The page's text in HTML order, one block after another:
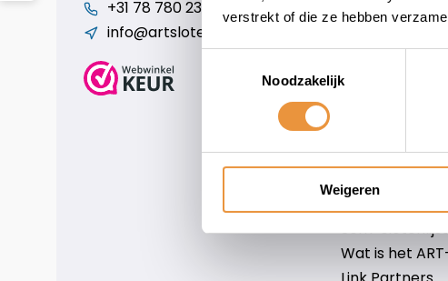
verstrekt of die ze hebben
Noodzakelijk
Weigeren
+31 78 780 2330
info@artsloten.nl
Over ons
Privacy Policy
Verzenden &
Contact
Sitemap
Art-slotenlijst
Scm-slotenlijst
Wat is het